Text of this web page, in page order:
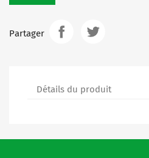
Partager
Détails du produit